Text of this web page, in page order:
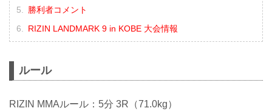
勝利者コメント
RIZIN LANDMARK 9 in KOBE 大会情報
ルール
RIZIN MMAルール：5分 3R（71.0kg）